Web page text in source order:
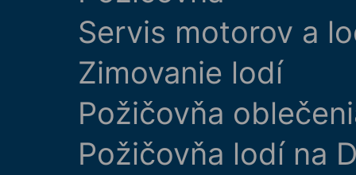
Servis motorov a
Zimovanie lodí
Požičovňa
Požičovňa lodí na